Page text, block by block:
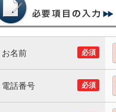
必須
お名前
必須
電話番号